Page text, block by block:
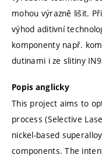
mohou výrazně lišit.
výhod aditivní
komponenty např.
dutinami i ze slitiny
Popis anglicky
This project aims to
process (Selective
nickel-based
components. The